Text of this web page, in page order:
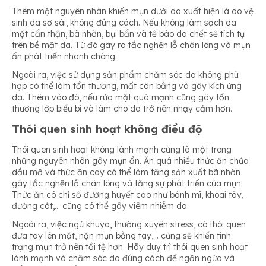
Thêm một nguyên nhân khiến mụn dưới da xuất hiện là do vệ
sinh da sơ sài, không đúng cách. Nếu không làm sạch da
mặt cẩn thận, bã nhờn, bụi bẩn và tế bào da chết sẽ tích tụ
trên bề mặt da. Từ đó gây ra tắc nghẽn lỗ chân lông và mụn
ẩn phát triển nhanh chóng.
Ngoài ra, việc sử dụng sản phẩm chăm sóc da không phù
hợp có thể làm tổn thương, mất cân bằng và gây kích ứng
da. Thêm vào đó, nếu rửa mặt quá mạnh cũng gây tổn
thương lớp biểu bì và làm cho da trở nên nhạy cảm hơn.
Thói quen sinh hoạt không điều độ
Thói quen sinh hoạt không lành mạnh cũng là một trong
những nguyên nhân gây mụn ẩn. Ăn quá nhiều thức ăn chứa
dầu mỡ và thức ăn cay có thể làm tăng sản xuất bã nhờn
gây tắc nghẽn lỗ chân lông và tăng sự phát triển của mụn.
Thức ăn có chỉ số đường huyết cao như bánh mì, khoai tây,
đường cát,… cũng có thể gây viêm nhiễm da.
Ngoài ra, việc ngủ khuya, thường xuyên stress, có thói quen
đưa tay lên mặt, nặn mụn bằng tay,… cũng sẽ khiến tình
trạng mụn trở nên tồi tệ hơn. Hãy duy trì thói quen sinh hoạt
lành mạnh và chăm sóc da đúng cách để ngăn ngừa và